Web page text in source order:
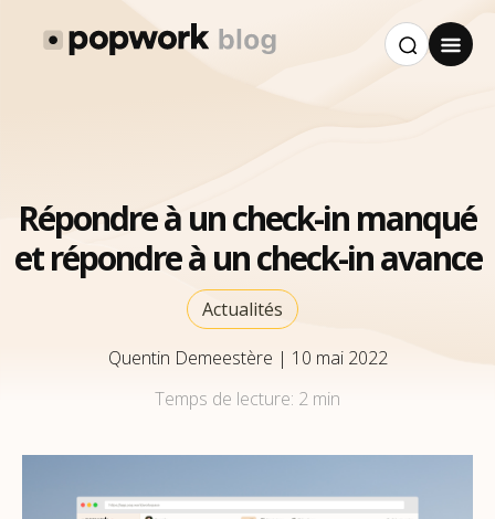
Répondre à un check-in manqué
et répondre à un check-in avance
Actualités
Quentin Demeestère | 10 mai 2022
Temps de lecture: 2 min